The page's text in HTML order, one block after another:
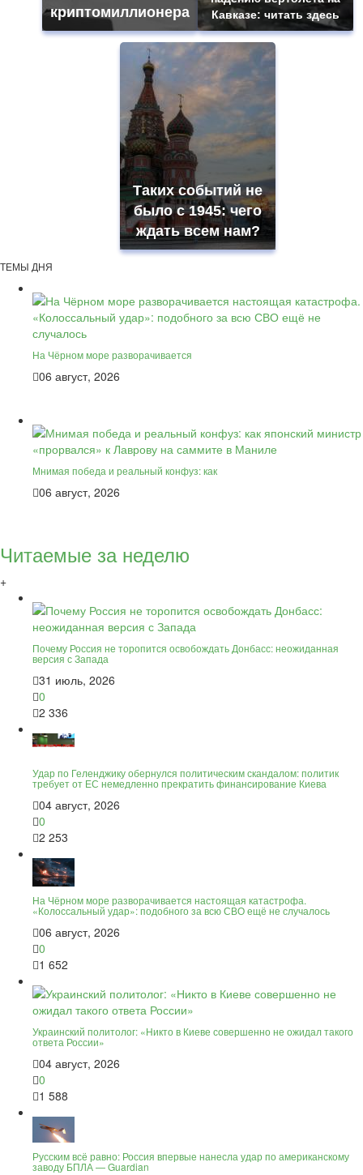
криптомиллионера
Кавказе: читать здесь
Таких событий не
было с 1945: чего
ждать всем нам?
ТЕМЫ ДНЯ
На Чёрном море разворачивается
06 август, 2026
Мнимая победа и реальный конфуз: как
06 август, 2026
Читаемые за неделю
+
Почему Россия не торопится освобождать Донбасс: неожиданная
версия с Запада
31 июль, 2026
0
2 336
Удар по Геленджику обернулся политическим скандалом: политик
требует от ЕС немедленно прекратить финансирование Киева
04 август, 2026
0
2 253
На Чёрном море разворачивается настоящая катастрофа.
«Колоссальный удар»: подобного за всю СВО ещё не случалось
06 август, 2026
0
1 652
Украинский политолог: «Никто в Киеве совершенно не ожидал такого
ответа России»
04 август, 2026
0
1 588
Русским всё равно: Россия впервые нанесла удар по американскому
заводу БПЛА — Guardian